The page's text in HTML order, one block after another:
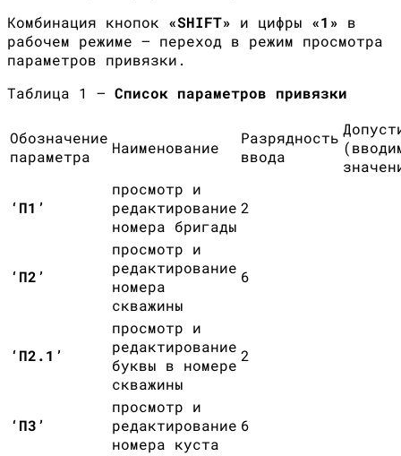
Комбинация кнопок «SHIFT» и цифры «1» в
рабочем режиме — переход в режим просмотра
параметров привязки.
Таблица 1 — Список параметров привязки
Обозначение
параметра
Наименование
Разрядность
ввода
‘П1’
просмотр и
редактирование
номера бригады
2
‘П2’
просмотр и
редактирование
номера
скважины
6
‘П2.1’
просмотр и
редактирование
буквы в номере
скважины
2
‘П3’
просмотр и
редактирование
номера куста
6